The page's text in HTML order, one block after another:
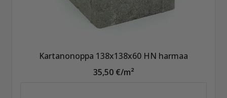
Kartanonoppa 138x138x60 HN harmaa
35,50 €/m²